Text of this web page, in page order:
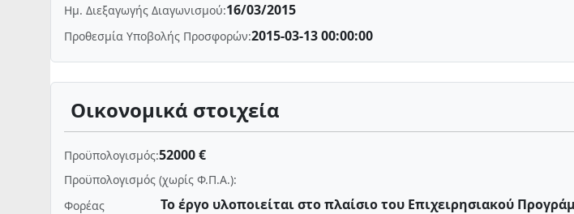
Ημ. Διεξαγωγής Διαγωνισμού:16/03/2015
Προθεσμία Υποβολής Προσφορών:2015-03-13 00:00:00
Οικονομικά στοιχεία
Προϋπολογισμός:52000 €
Προϋπολογισμός (χωρίς Φ.Π.Α.):
Φορέας
Το έργο υλοποιείται στο πλαίσιο του Επιχειρησιακού